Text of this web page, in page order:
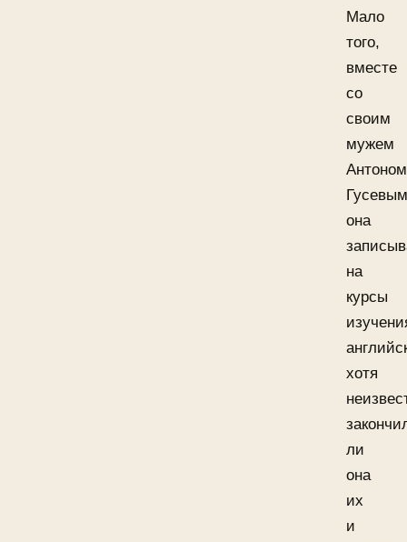
Мало
того,
вместе
со
своим
мужем
Антоном
она
на
курсы
хотя
ли
она
их
и